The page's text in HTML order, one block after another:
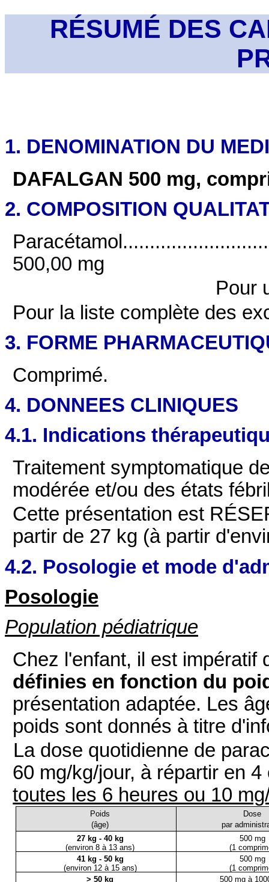
RÉSUMÉ DES
1. DENOMINATION DU
DAFALGAN 500 mg,
2. COMPOSITION
Paracétamol
500,00 mg
Pour
Pour la liste complète des
3. FORME
Comprimé.
4. DONNEES CLINIQUES
4.1. Indications
Traitement symptomatique
modérée et/ou des états
Cette présentation est
partir de 27 kg (à partir
4.2. Posologie et mode
Posologie
Population pédiatrique
Chez l'enfant, il est impératif
définies en fonction du
présentation adaptée. Les
poids sont donnés à titre
La dose quotidienne de
60 mg/kg/jour, à répartir en
toutes les 6 heures ou 10
Poids
(âge)
Dose
par
27 kg - 40 kg
(environ 8à 13 ans)
500 mg
(1
41 kg - 50 kg
(environ 12 à 15 ans)
500 mg
(1
> 50 kg
500 mg à